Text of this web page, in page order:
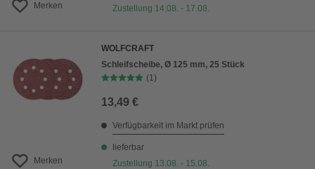
Merken
Zustellung 14.08. - 17.08.
Merken
WOLFCRAFT
Schleifscheibe, Ø 125 mm, 25 Stück
(1)
13,49 €
Verfügbarkeit im Markt prüfen
lieferbar
Zustellung 13.08. - 15.08.